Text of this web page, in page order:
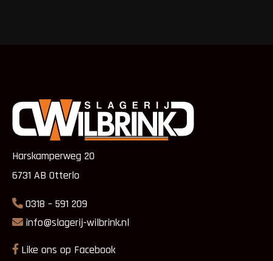
Harskamperweg 20
6731 AB Otterlo
0318 – 591 209
info@slagerij-wilbrink.nl
Like ons op Facebook